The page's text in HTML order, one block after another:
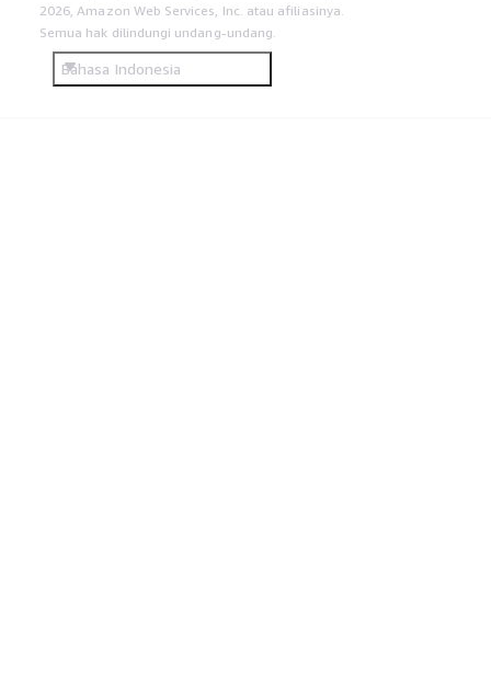
2026, Amazon Web Services, Inc. atau afiliasinya.
Semua hak dilindungi undang-undang.
Bahasa Indonesia